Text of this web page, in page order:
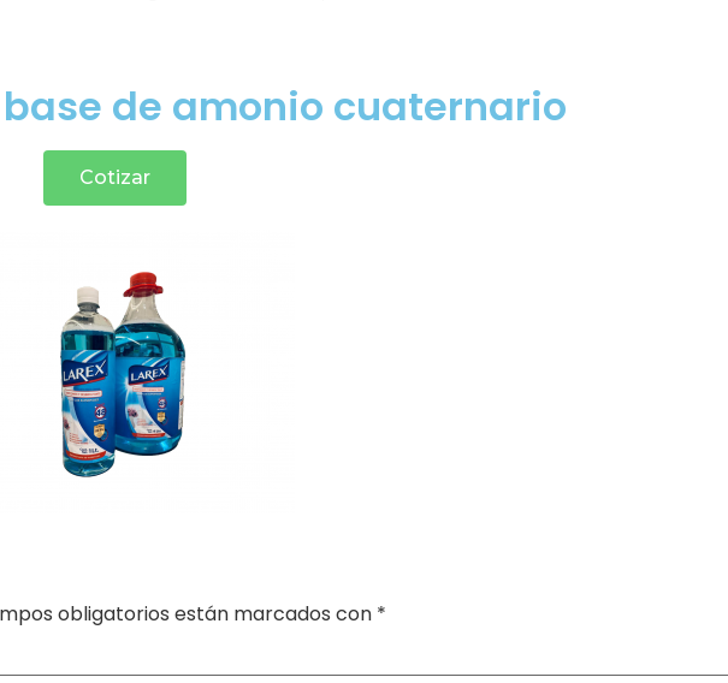
de amonio cuaternario
Cotizar
obligatorios están marcados con *